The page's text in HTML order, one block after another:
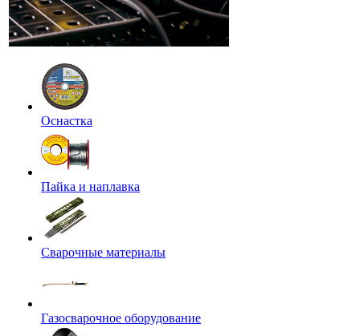
Оснастка
Пайка и наплавка
Сварочные материалы
Газосварочное оборудование